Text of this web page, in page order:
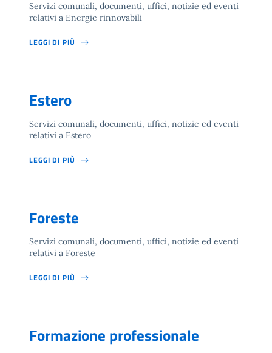
Servizi comunali, documenti, uffici, notizie ed eventi
relativi a Energie rinnovabili
LEGGI DI PIÙ
Estero
Servizi comunali, documenti, uffici, notizie ed eventi
relativi a Estero
LEGGI DI PIÙ
Foreste
Servizi comunali, documenti, uffici, notizie ed eventi
relativi a Foreste
LEGGI DI PIÙ
Formazione professionale